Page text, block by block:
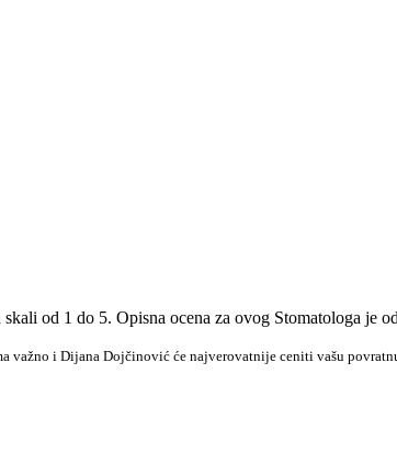
od 1 do 5. Opisna ocena za ovog Stomatologa je
važno i Dijana Dojčinović će najverovatnije ceniti vašu